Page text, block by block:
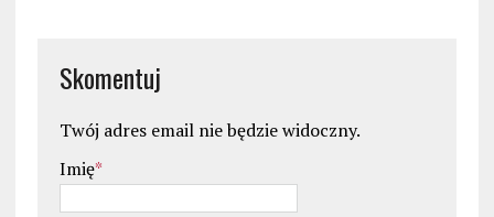
Skomentuj
Twój adres email nie będzie widoczny.
Imię*